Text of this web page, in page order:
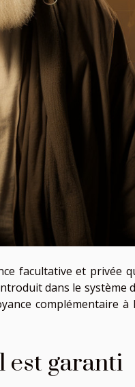
facultative et privée
dans le système
complémentaire à
est garanti